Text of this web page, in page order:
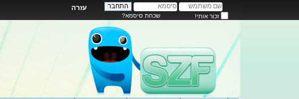
עזרה
זכור אותי! שכחת סיסמא?